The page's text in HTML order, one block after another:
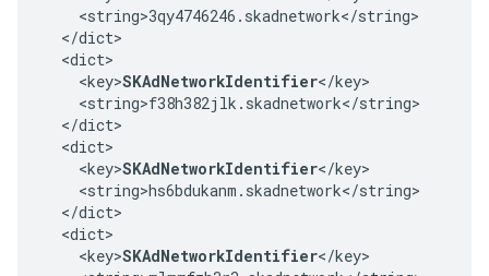
    <string>3qy4746246.skadnetwork</string>
  </dict>
  <dict>
    <key>
SKAdNetworkIdentifier</key>
    <string>f38h382jlk.skadnetwork</string>
  </dict>
  <dict>
    <key>
SKAdNetworkIdentifier</key>
    <string>hs6bdukanm.skadnetwork</string>
  </dict>
  <dict>
    <key>
SKAdNetworkIdentifier</key>